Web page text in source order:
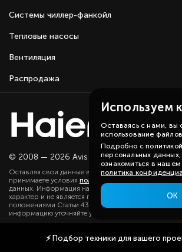
Системы чиллер-фанкойл
Тепловые насосы
Вентиляция
Распродажа
© 2008 — 2026 Avis group.Карта сайта
Оставляя свои данные в любой форме на сайте, вы
принимаете условия политики
данных. Информация на данном сайте носит
характер и не является публичной офертой,
положениями Статьи 437(2) ГК РФ. Существенную
информацию уточняйте у наших менеджеров.
⚡ Подбор техники для вашего
Используем
Оставаясь с нами, вы
использование файлов
Подробно с
персональных
ознакомиться в
политика
ОК